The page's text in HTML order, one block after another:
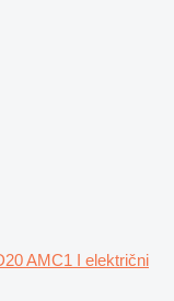
AMC1 I električni